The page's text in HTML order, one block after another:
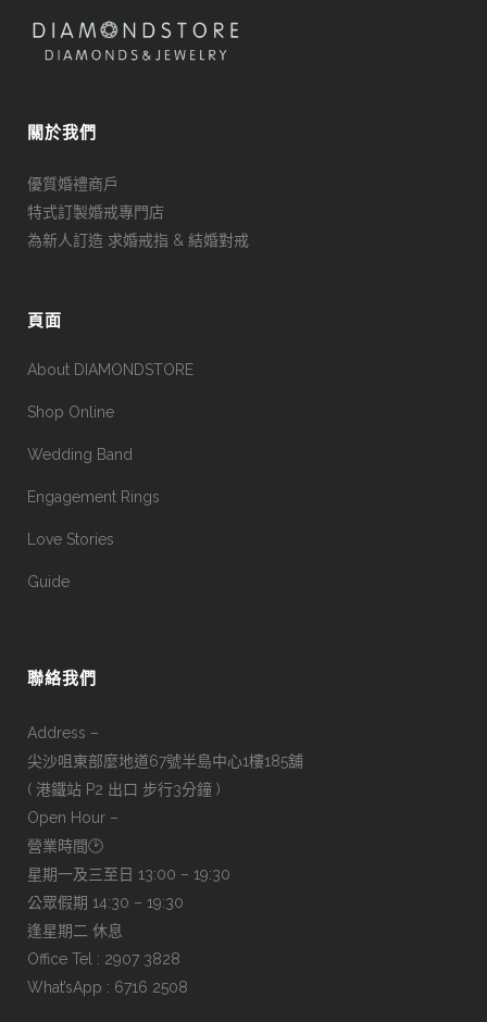
關於我們
優質婚禮商戶
特式訂製婚戒專門店
為新人訂造 求婚戒指 & 結婚對戒
頁面
About DIAMONDSTORE
Shop Online
Wedding Band
Engagement Rings
Love Stories
Guide
聯絡我們
Address –
尖沙咀東部麼地道67號半島中心1樓185舖
( 港鐵站 P2 出口 步行3分鐘 )
Open Hour –
營業時間🕑
星期一及三至日 13:00 – 19:30
公眾假期 14:30 – 19:30
逢星期二 休息
Office Tel : 2907 3828
What’sApp : 6716 2508